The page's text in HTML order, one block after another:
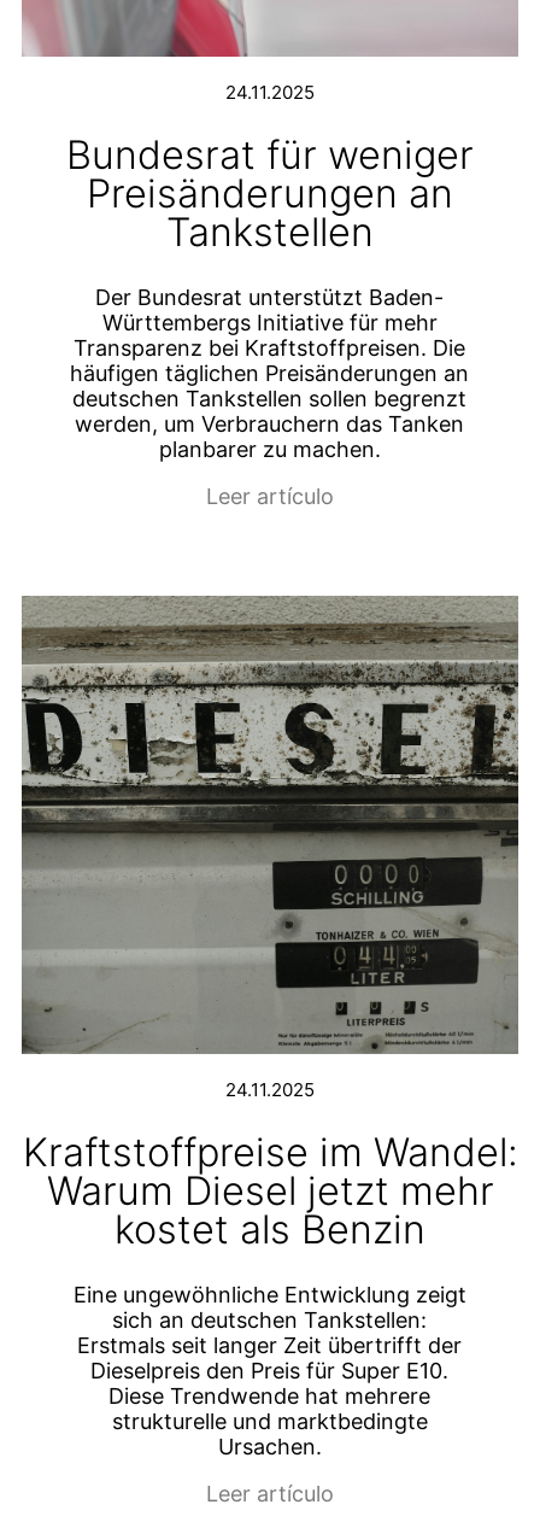
24.11.2025
Bundesrat für weniger
Preisänderungen an
Tankstellen
Der Bundesrat unterstützt Baden-
Württembergs Initiative für mehr
Transparenz bei Kraftstoffpreisen. Die
häufigen täglichen Preisänderungen an
deutschen Tankstellen sollen begrenzt
werden, um Verbrauchern das Tanken
planbarer zu machen.
Leer artículo
24.11.2025
Kraftstoffpreise im Wandel:
Warum Diesel jetzt mehr
kostet als Benzin
Eine ungewöhnliche Entwicklung zeigt
sich an deutschen Tankstellen:
Erstmals seit langer Zeit übertrifft der
Dieselpreis den Preis für Super E10.
Diese Trendwende hat mehrere
strukturelle und marktbedingte
Ursachen.
Leer artículo